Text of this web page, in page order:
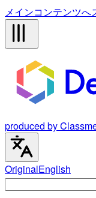
メインコンテンツへ
produced by
OriginalEnglish